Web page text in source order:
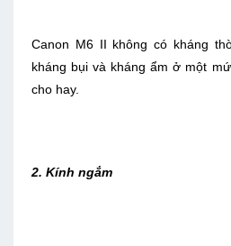
Canon M6 II không có kháng
kháng bụi và kháng ẩm ở một
cho hay.
2. Kính ngắm